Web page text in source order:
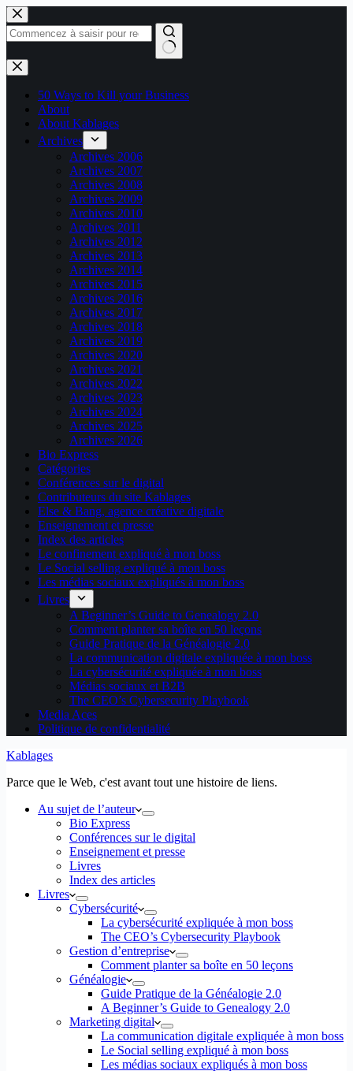
Passer
au
contenu
Aucun
résultat
50 Ways to Kill your Business
About
About Kablages
Archives
Archives 2006
Archives 2007
Archives 2008
Archives 2009
Archives 2010
Archives 2011
Archives 2012
Archives 2013
Archives 2014
Archives 2015
Archives 2016
Archives 2017
Archives 2018
Archives 2019
Archives 2020
Archives 2021
Archives 2022
Archives 2023
Archives 2024
Archives 2025
Archives 2026
Bio Express
Catégories
Conférences sur le digital
Contributeurs du site Kablages
Else & Bang, agence créative digitale
Enseignement et presse
Index des articles
Le confinement expliqué à mon boss
Le Social selling expliqué à mon boss
Les médias sociaux expliqués à mon boss
Livres
A Beginner’s Guide to Genealogy 2.0
Comment planter sa boîte en 50 leçons
Guide Pratique de la Généalogie 2.0
La communication digitale expliquée à mon boss
La cybersécurité expliquée à mon boss
Médias sociaux et B2B
The CEO’s Cybersecurity Playbook
Media Aces
Politique de confidentialité
Kablages
Parce que le Web, c'est avant tout une histoire de liens.
Au sujet de l’auteur
Bio Express
Conférences sur le digital
Enseignement et presse
Livres
Index des articles
Livres
Cybersécurité
La cybersécurité expliquée à mon boss
The CEO’s Cybersecurity Playbook
Gestion d’entreprise
Comment planter sa boîte en 50 leçons
Généalogie
Guide Pratique de la Généalogie 2.0
A Beginner’s Guide to Genealogy 2.0
Marketing digital
La communication digitale expliquée à mon boss
Le Social selling expliqué à mon boss
Les médias sociaux expliqués à mon boss